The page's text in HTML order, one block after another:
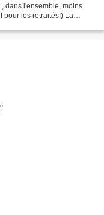
dans l'ensemble, moins
pour les retraités!) La